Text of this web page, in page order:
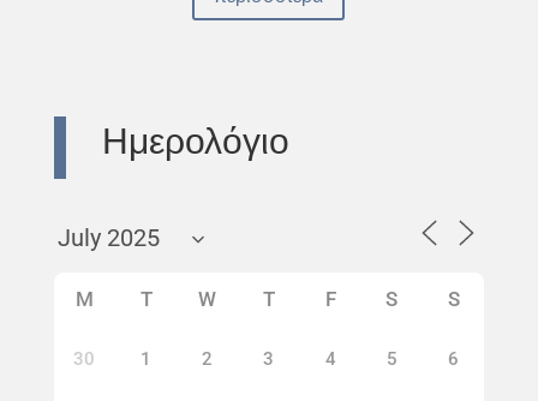
Ημερολόγιο
M T W T F S S
30 1 2 3 4 5 6